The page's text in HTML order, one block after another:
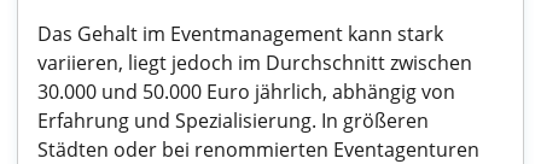
Das Gehalt im Eventmanagement kann stark
variieren, liegt jedoch im Durchschnitt zwischen
30.000 und 50.000 Euro jährlich, abhängig von
Erfahrung und Spezialisierung. In größeren
Städten oder bei renommierten Eventagenturen